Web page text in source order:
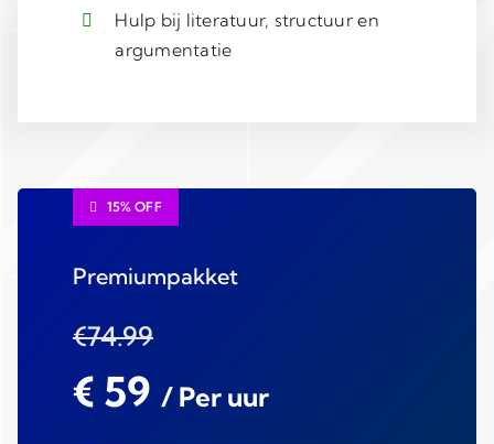
Hulp bij literatuur, structuur en
argumentatie
15% OFF
Premiumpakket
€74.99
€ 59 / Per uur